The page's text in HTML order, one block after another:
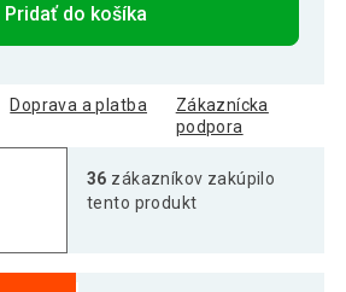
Pridať do košíka
Doprava a platba
Zákaznícka
podpora
36 zákazníkov zakúpilo
tento produkt